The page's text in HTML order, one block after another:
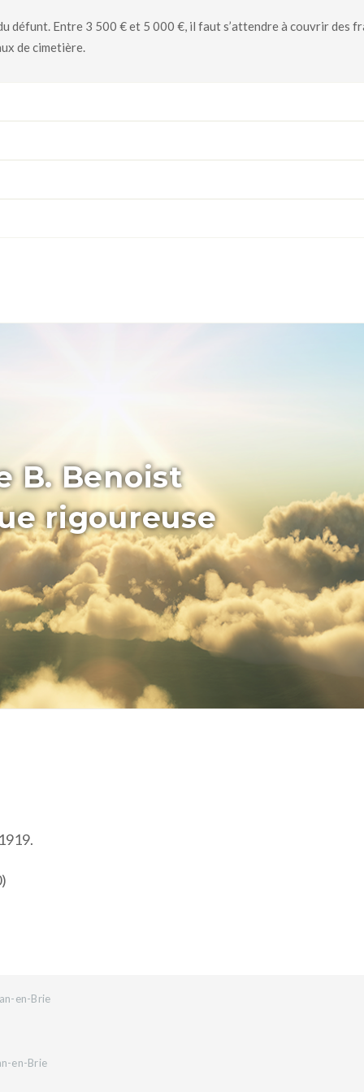
défunt. Entre 3 500 € et 5 000 €, il faut s’attendre à couvrir des
de cimetière.
B. Benoist
rigoureuse
en-Brie
en-Brie